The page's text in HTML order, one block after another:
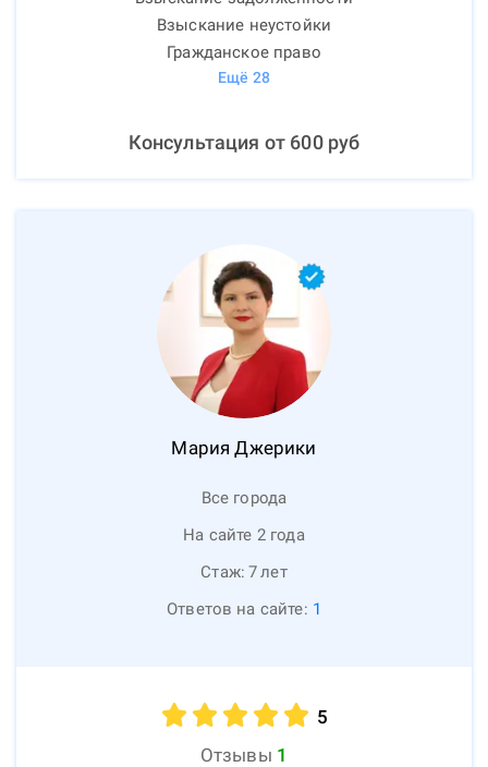
Взыскание неустойки
Гражданское право
Ещё 28
Консультация от 600руб
Мария Джерики
Все города
На сайте 2 года
Стаж: 7лет
Ответов на сайте: 1
5
Отзывы 1